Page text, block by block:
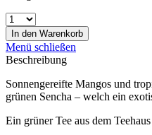
In den Warenkorb
Menü schließen
Beschreibung
Sonnengereifte Mangos und
grünen Sencha – welch ein
Ein grüner Tee aus dem